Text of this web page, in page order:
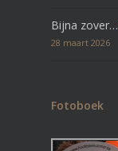
Bijna zover…
28 maart 2026
Fotoboek